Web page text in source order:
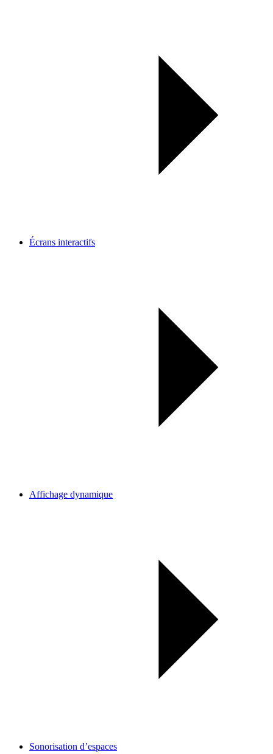
Écrans interactifs
Affichage dynamique
Sonorisation d’espaces